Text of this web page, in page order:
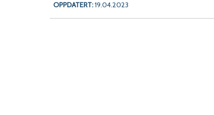
OPPDATERT:19.04.2023